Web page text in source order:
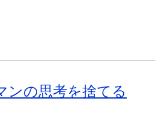
ンの思考を捨てる